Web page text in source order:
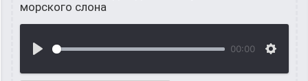
морского слона
00:00